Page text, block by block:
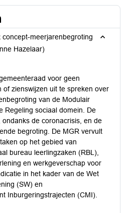
concept-meerjarenbegroting
Hazelaar)
voor geen
of zienswijzen uit te spreken over
van de Modulair
Regeling sociaal domein. De
de coronacrisis, en de
begroting. De MGR vervult
op het gebied van
bureau leerlingzaken (RBL),
en werkgeverschap voor
in het kader van de Wet
(SW) en
Inburgeringstrajecten (CMI).